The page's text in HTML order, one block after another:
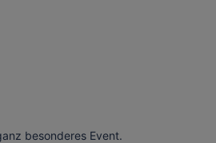
besonderes Event.